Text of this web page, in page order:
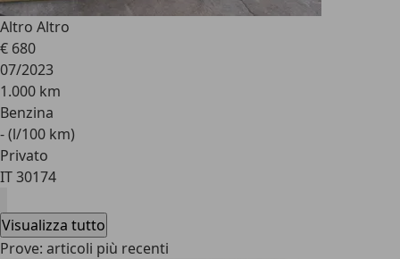
Altro Altro
€ 680
07/2023
1.000 km
Benzina
- (l/100 km)
Privato
IT 30174
Visualizza tutto
Prove: articoli più recenti